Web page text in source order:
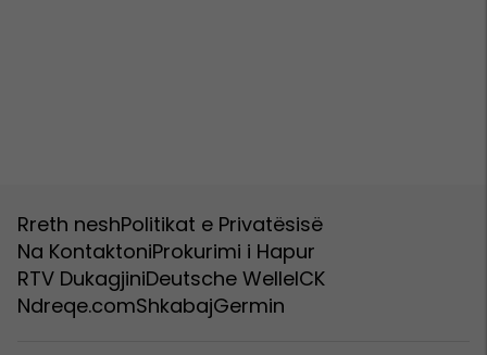
Rreth neshPolitikat e Privatësisë
Na KontaktoniProkurimi i Hapur
RTV DukagjiniDeutsche WelleICK
Ndreqe.comShkabajGermin